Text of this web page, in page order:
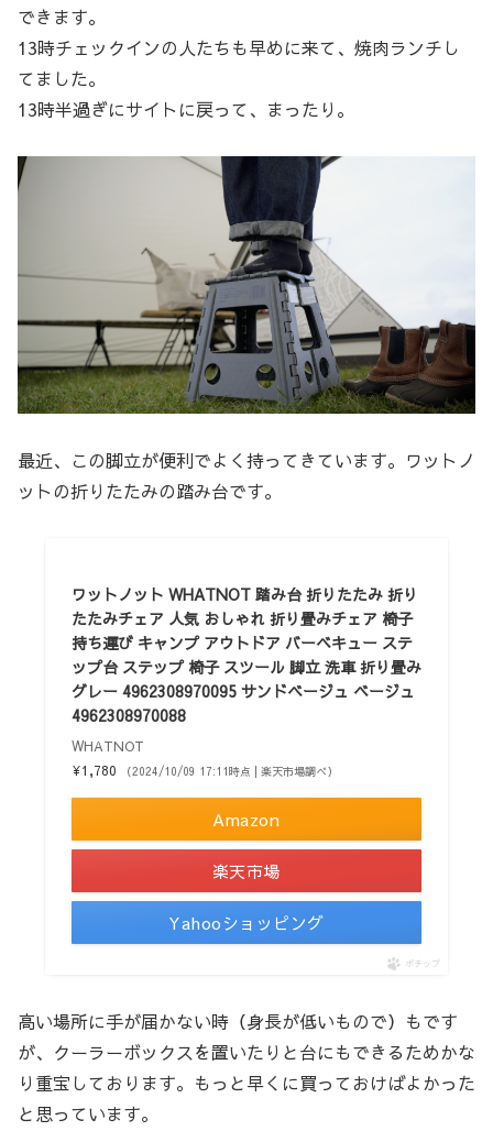
できます。
13時チェックインの人たちも早めに来て、焼肉ランチし
てました。
13時半過ぎにサイトに戻って、まったり。
最近、この脚立が便利でよく持ってきています。ワットノ
ットの折りたたみの踏み台です。
ワットノット WHATNOT 踏み台 折りたたみ 折り
たたみチェア 人気 おしゃれ 折り畳みチェア 椅子
持ち運び キャンプ アウトドア バーベキュー ステ
ップ台 ステップ 椅子 スツール 脚立 洗車 折り畳み
グレー 4962308970095 サンドベージュ ベージュ
4962308970088
WHATNOT
¥1,780
（2024/10/09 17:11時点 | 楽天市場調べ）
Amazon
楽天市場
Yahooショッピング
ポチップ
高い場所に手が届かない時（身長が低いもので）もです
が、クーラーボックスを置いたりと台にもできるためかな
り重宝しております。もっと早くに買っておけばよかった
と思っています。